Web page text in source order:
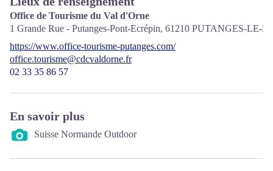
Office de Tourisme du Val d'Orne
1 Grande Rue - Putanges-Pont-Ecrépin, 61210 PUTANGES-LE-
https://www.office-tourisme-putanges.com/
office.tourisme@cdcvaldorne.fr
02 33 35 86 57
En savoir plus
Suisse Normande Outdoor